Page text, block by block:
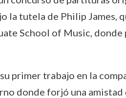
la tutela de Philip James,
School of Music,
primer trabajo en la
donde forjó una amistad